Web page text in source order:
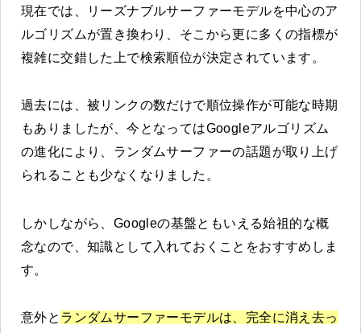
現在では、リーズナブルサーファーモデルを中心のア
ルゴリズムが置き換わり、そこから更に多くの指標が
複雑に交錯した上で検索順位が決定されています。
過去には、被リンクの数だけで順位操作が可能な時期
もありましたが、今となってはGoogleアルゴリズム
の進化により、ランダムサーファーの話題が取り上げ
られることも少なくなりました。
しかしながら、Googleの基盤ともいえる始祖的な概
念なので、知識として入れておくことをおすすめしま
す。
意外と ランダムサーファーモデルは、完全に消え去っ